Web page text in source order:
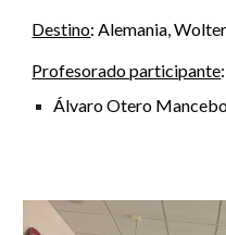
Destino: Alemania,
Profesorado participante:
Álvaro Otero